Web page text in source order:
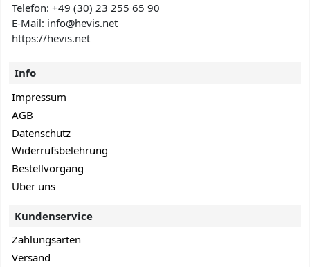
Telefon:+49 (30) 23 255 65 90
E-Mail: info@hevis.net
https://hevis.net
Info
Impressum
AGB
Datenschutz
Widerrufsbelehrung
Bestellvorgang
Über uns
Kundenservice
Zahlungsarten
Versand